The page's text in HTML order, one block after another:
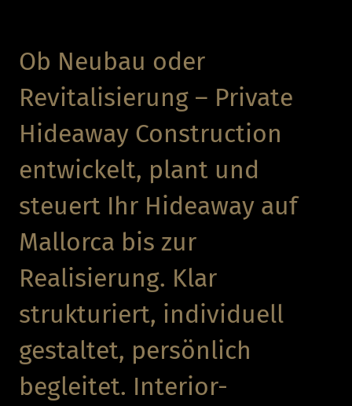
Ob Neubau oder
Revitalisierung – Private
Hideaway Construction
entwickelt, plant und
steuert Ihr Hideaway auf
Mallorca bis zur
Realisierung. Klar
strukturiert, individuell
gestaltet, persönlich
begleitet. Interior-